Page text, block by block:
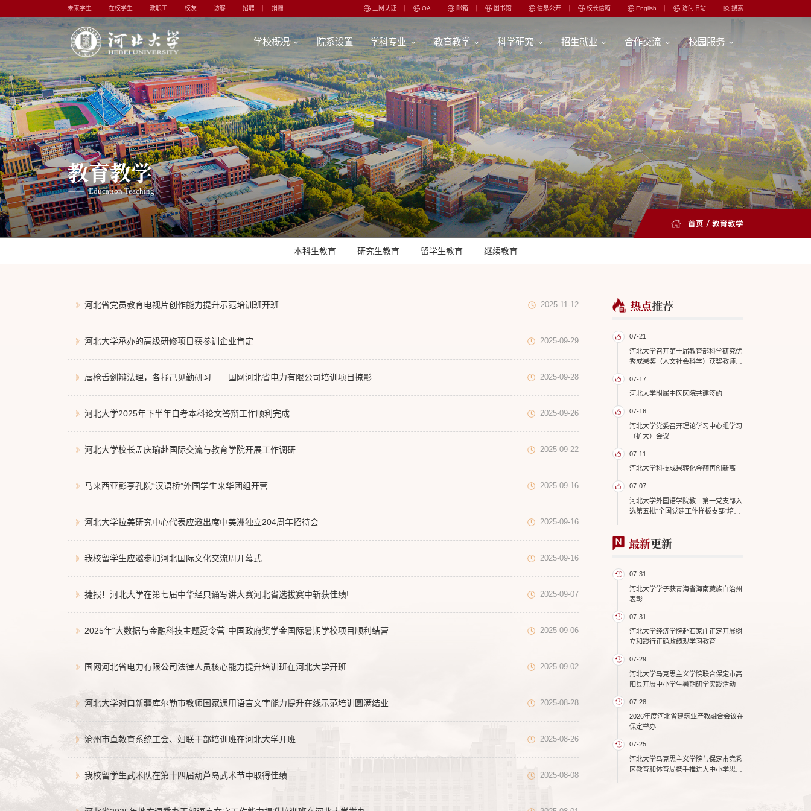
未来学生 在校学生 教职工 校友 访客 招聘 捐赠 上网认证 OA 邮箱 图书馆 信息公开 校长信箱 English 访问旧站 搜索
学校概况 院系设置 学科专业 教育教学 科学研究 招生就业 合作交流 校园服务
教育教学
Education Teaching
首页 / 教育教学
本科生教育 研究生教育 留学生教育 继续教育
河北省党员教育电视片创作能力提升示范培训班开班 2025-11-12
河北大学承办的高级研修项目获参训企业肯定 2025-09-29
唇枪舌剑辩法理，各抒己见勤研习——国网河北省电力有限公司培训项目掠影 2025-09-28
河北大学2025年下半年自考本科论文答辩工作顺利完成 2025-09-26
河北大学校长孟庆瑜赴国际交流与教育学院开展工作调研 2025-09-22
马来西亚彭亨孔院“汉语桥”外国学生来华团组开营 2025-09-16
河北大学拉美研究中心代表应邀出席中美洲独立204周年招待会 2025-09-16
我校留学生应邀参加河北国际文化交流周开幕式 2025-09-16
捷报！河北大学在第七届中华经典诵写讲大赛河北省选拔赛中斩获佳绩! 2025-09-07
2025年“大数据与金融科技主题夏令营”中国政府奖学金国际暑期学校项目顺利结营 2025-09-06
国网河北省电力有限公司法律人员核心能力提升培训班在河北大学开班 2025-09-02
河北大学对口新疆库尔勒市教师国家通用语言文字能力提升在线示范培训圆满结业 2025-08-28
沧州市直教育系统工会、妇联干部培训班在河北大学开班 2025-08-26
我校留学生武术队在第十四届葫芦岛武术节中取得佳绩 2025-08-08
热点推荐
07-21
河北大学召开第十届教育部科学研究优
秀成果奖（人文社会科学）获奖教师座
07-17
河北大学附属中医医院共建签约
07-16
河北大学党委召开理论学习中心组学习
（扩大）会议
07-11
河北大学科技成果转化金额再创新高
07-07
河北大学外国语学院教工第一党支部入
选第五批“全国党建工作样板支部”培育
最新更新
07-31
河北大学学子获青海省海南藏族自治州
表彰
07-31
河北大学经济学院赴石家庄正定开展树
立和践行正确政绩观学习教育
07-29
河北大学马克思主义学院联合保定市高
阳县开展中小学生暑期研学实践活动
07-28
2026年度河北省建筑业产教融合会议在
保定举办
07-25
河北大学马克思主义学院与保定市竞秀
区教育和体育局携手推进大中小学思政